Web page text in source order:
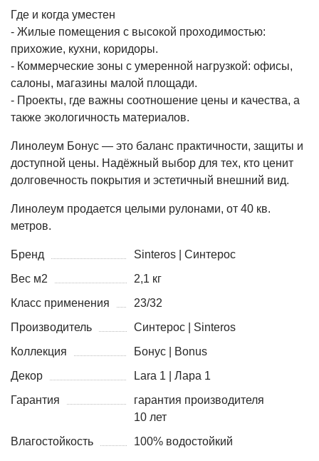
Где и когда уместен
- Жилые помещения с высокой проходимостью:
прихожие, кухни, коридоры.
- Коммерческие зоны с умеренной нагрузкой: офисы,
салоны, магазины малой площади.
- Проекты, где важны соотношение цены и качества, а
также экологичность материалов.
Линолеум Бонус — это баланс практичности, защиты и
доступной цены. Надёжный выбор для тех, кто ценит
долговечность покрытия и эстетичный внешний вид.
Линолеум продается целыми рулонами, от 40 кв.
метров.
Бренд
Sinteros | Синтерос
Вес м2
2,1 кг
Класс применения
23/32
Производитель
Синтерос | Sinteros
Коллекция
Бонус | Bonus
Декор
Lara 1 | Лара 1
Гарантия
гарантия производителя
10 лет
Влагостойкость
100% водостойкий